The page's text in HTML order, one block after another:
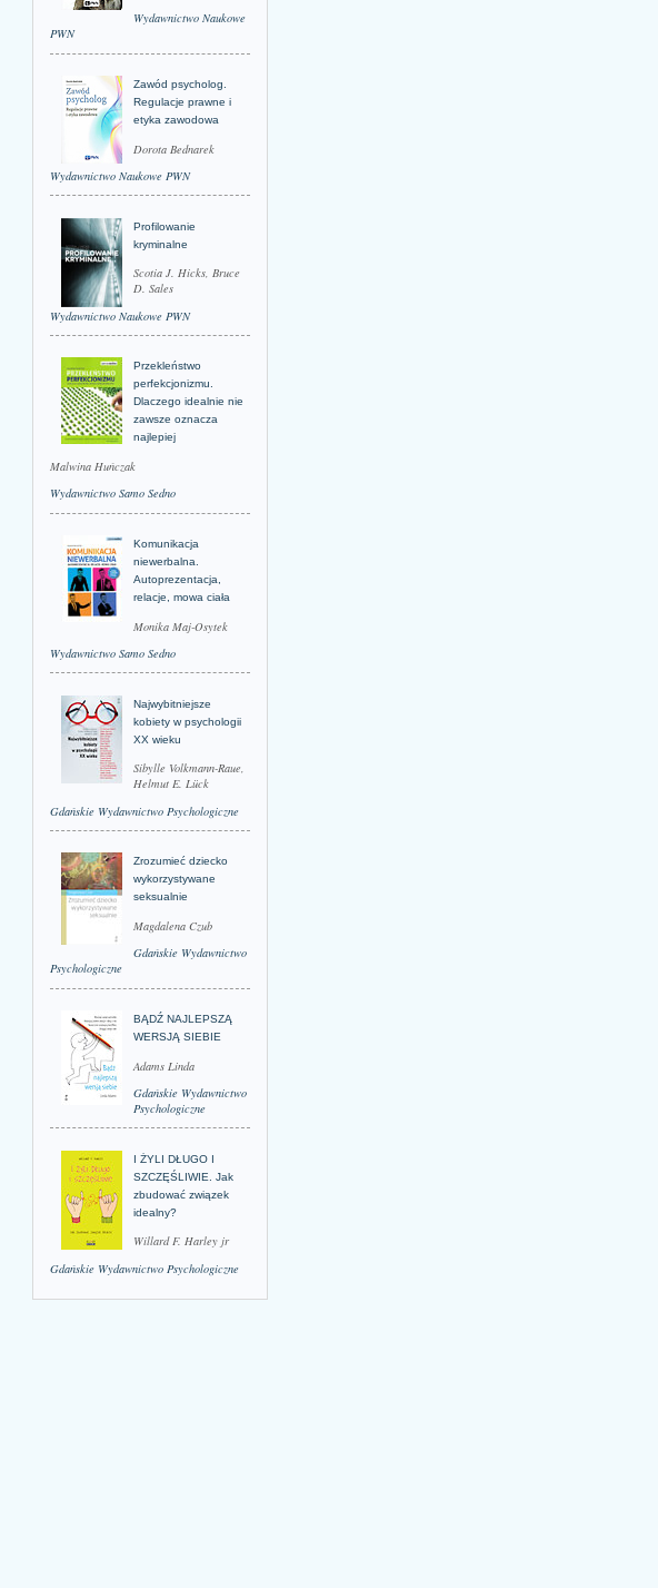
Wydawnictwo Naukowe
PWN
Zawód psycholog.
Regulacje prawne i
etyka zawodowa
Dorota Bednarek
Wydawnictwo Naukowe PWN
Profilowanie
kryminalne
Scotia J. Hicks, Bruce
D. Sales
Wydawnictwo Naukowe PWN
Przekleństwo
perfekcjonizmu.
Dlaczego idealnie nie
zawsze oznacza
najlepiej
Malwina Huńczak
Wydawnictwo Samo Sedno
Komunikacja
niewerbalna.
Autoprezentacja,
relacje, mowa ciała
Monika Maj-Osytek
Wydawnictwo Samo Sedno
Najwybitniejsze
kobiety w psychologii
XX wieku
Sibylle Volkmann-Raue,
Helmut E. Lück
Gdańskie Wydawnictwo Psychologiczne
Zrozumieć dziecko
wykorzystywane
seksualnie
Magdalena Czub
Gdańskie Wydawnictwo
Psychologiczne
BĄDŹ NAJLEPSZĄ
WERSJĄ SIEBIE
Adams Linda
Gdańskie Wydawnictwo
Psychologiczne
I ŻYLI DŁUGO I
SZCZĘŚLIWIE. Jak
zbudować związek
idealny?
Willard F. Harley jr
Gdańskie Wydawnictwo Psychologiczne